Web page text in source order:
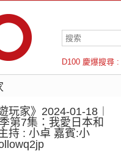
D100 慶爆搜尋 :
羅倫斯
玩家》2024-01-18︱
第7集：我愛日本和
持 : 小卓 嘉賓:小